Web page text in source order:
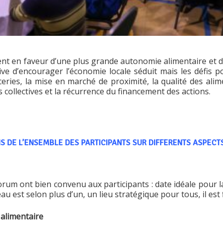
en faveur d’une plus grande autonomie alimentaire et
d’encourager l’économie locale séduit mais les
la mise en marché de proximité, la qualité des
et la récurrence du financement des actions.
DE L’ENSEMBLE DES PARTICIPANTS SUR DIFFERENTS
ont bien convenu aux participants : date idéale pour
est selon plus d’un, un lieu stratégique pour tous, il est